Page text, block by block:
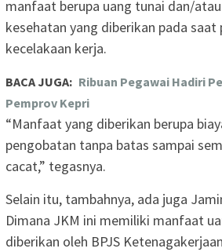
manfaat berupa uang tunai dan/
kesehatan yang diberikan pada
kecelakaan kerja.
BACA JUGA: Ribuan Pegawai Hadiri
Pemprov Kepri
“Manfaat yang diberikan berupa
pengobatan tanpa batas sampai
cacat,” tegasnya.
Selain itu, tambahnya, ada juga
Dimana JKM ini memiliki manfaat
diberikan oleh BPJS